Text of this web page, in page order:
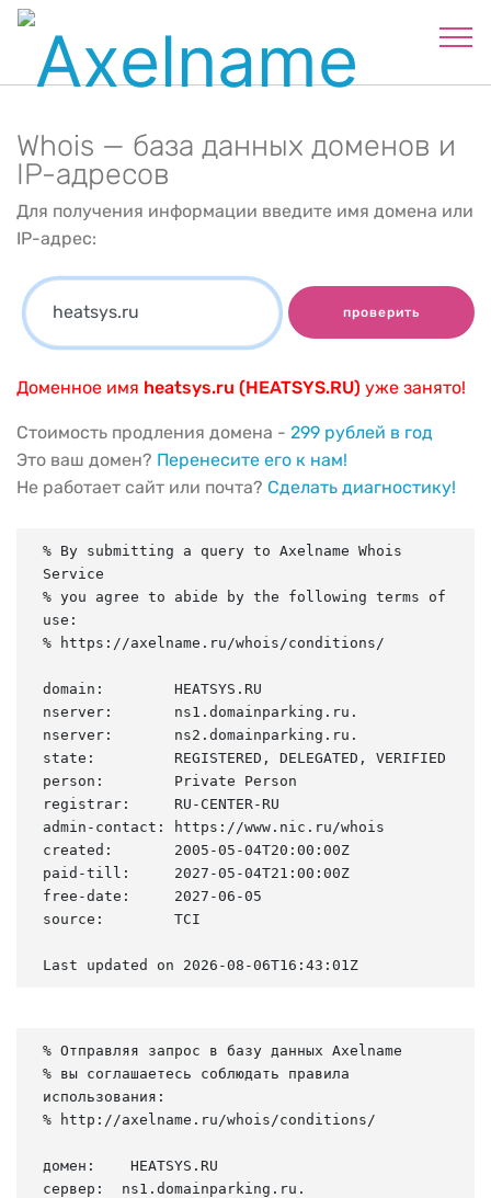
Whois — база данных доменов и
IP-адресов
Для получения информации введите имя домена или
IP-адрес:
проверить
Доменное имя heatsys.ru (HEATSYS.RU) уже занято!
Стоимость продления домена - 299 рублей в год
Это ваш домен? Перенесите его к нам!
Не работает сайт или почта? Сделать диагностику!
% By submitting a query to Axelname Whois
Service
% you agree to abide by the following terms of
use:
% https://axelname.ru/whois/conditions/
domain:        HEATSYS.RU
nserver:       ns1.domainparking.ru.
nserver:       ns2.domainparking.ru.
state:         REGISTERED, DELEGATED, VERIFIED
person:        Private Person
registrar:     RU-CENTER-RU
admin-contact: https://www.nic.ru/whois
created:       2005-05-04T20:00:00Z
paid-till:     2027-05-04T21:00:00Z
free-date:     2027-06-05
source:        TCI
Last updated on 2026-08-06T16:43:01Z
% Отправляя запрос в базу данных Axelname
% вы соглашаетесь соблюдать правила
использования:
% http://axelname.ru/whois/conditions/
домен:    HEATSYS.RU
сервер:  ns1.domainparking.ru.